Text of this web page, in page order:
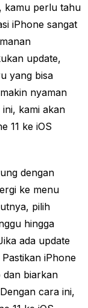
kamu perlu tahu
iPhone sangat
update,
yang bisa
nyaman
kami akan
11 ke iOS
dengan
ke menu
pilih
hingga
ada update
iPhone
dan biarkan
cara ini,